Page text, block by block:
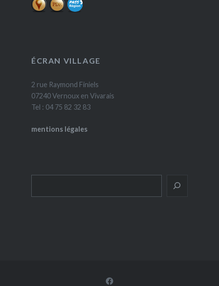
ÉCRAN VILLAGE
2 rue Raymond Finiels
07240 Vernoux en Vivarais
Tel : 04 75 82 32 83
mentions légales
Facebook